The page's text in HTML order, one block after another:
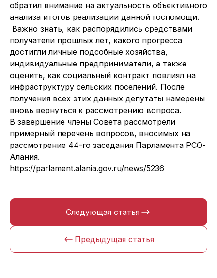
обратил внимание на актуальность объективного
анализа итогов реализации данной госпомощи.
Важно знать, как распорядились средствами
получатели прошлых лет, какого прогресса
достигли личные подсобные хозяйства,
индивидуальные предприниматели, а также
оценить, как социальный контракт повлиял на
инфраструктуру сельских поселений. После
получения всех этих данных депутаты намерены
вновь вернуться к рассмотрению вопроса.
В завершение члены Совета рассмотрели
примерный перечень вопросов, вносимых на
рассмотрение 44-го заседания Парламента РСО-
Алания.
https://parlament.alania.gov.ru/news/5236
Предыдущая статья
Следующая статья